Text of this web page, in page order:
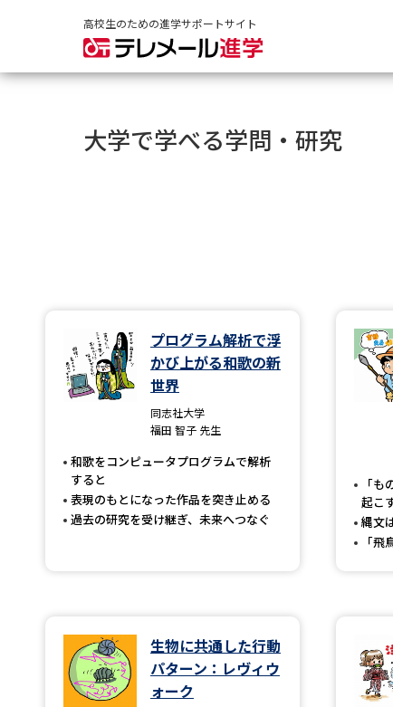
高校生のための進学サポートサイト
大学で学べる学問・研究
プログラム解析で浮
かび上がる和歌の新
世界
同志社大学
福田 智子 先生
和歌をコンピュータプログラムで解析
すると
表現のもとになった作品を突き止める
過去の研究を受け継ぎ、未来へつなぐ
「
起こ
縄文
「
生物に共通した行動
パターン：レヴィウ
ォーク